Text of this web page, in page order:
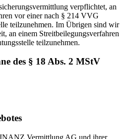
verpflichtet, an
vor einer nach § 214 VVG
teilzunehmen. Im Übrigen sind wir
an einem Streitbeilegungsverfahren
teilzunehmen.
des § 18 Abs. 2 MStV
Vermittlung AG und ihrer